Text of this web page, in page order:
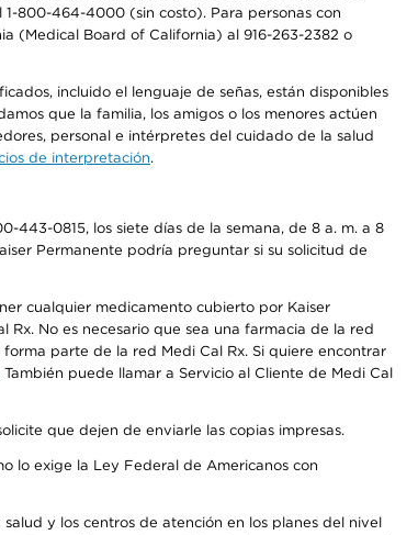
800-464-4000 (sin costo). Para personas con
(Medical Board of California) al 916-263-2382 o
incluido el lenguaje de señas, están disponibles
que la familia, los amigos o los menores actúen
personal e intérpretes del cuidado de la salud
de interpretación.
443-0815, los siete días de la semana, de 8 a. m. a 8
Permanente podría preguntar si su solicitud de
cualquier medicamento cubierto por Kaiser
No es necesario que sea una farmacia de la red
parte de la red Medi Cal Rx. Si quiere encontrar
También puede llamar a Servicio al Cliente de Medi Cal
que dejen de enviarle las copias impresas.
lo exige la Ley Federal de Americanos con
y los centros de atención en los planes del nivel